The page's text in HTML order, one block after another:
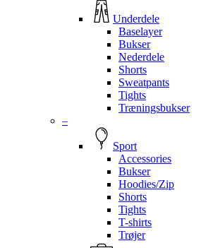
Underdele
Baselayer
Bukser
Nederdele
Shorts
Sweatpants
Tights
Træningsbukser
–
Sport
Accessories
Bukser
Hoodies/Zip
Shorts
Tights
T-shirts
Trøjer